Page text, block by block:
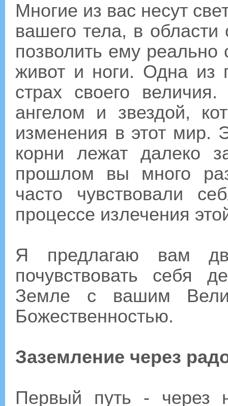
Многие из вас несут
вашего тела, в
позволить ему
живот и ноги. Одна из
страх своего
ангелом и звездой,
изменения в этот мир.
корни лежат далеко
прошлом вы много
часто чувствовали
процессе излечения
Я предлагаю вам
почувствовать себя
Земле с вашим
Божественностью.
Заземление через
Первый путь - через